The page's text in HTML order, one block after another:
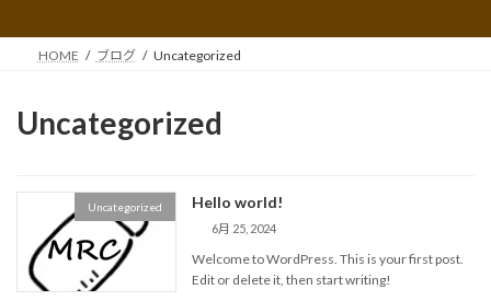
HOME ブログ Uncategorized
Uncategorized
Uncategorized Hello world!
6月 25, 2024
Welcome to WordPress. This is your first post.
Edit or delete it, then start writing!